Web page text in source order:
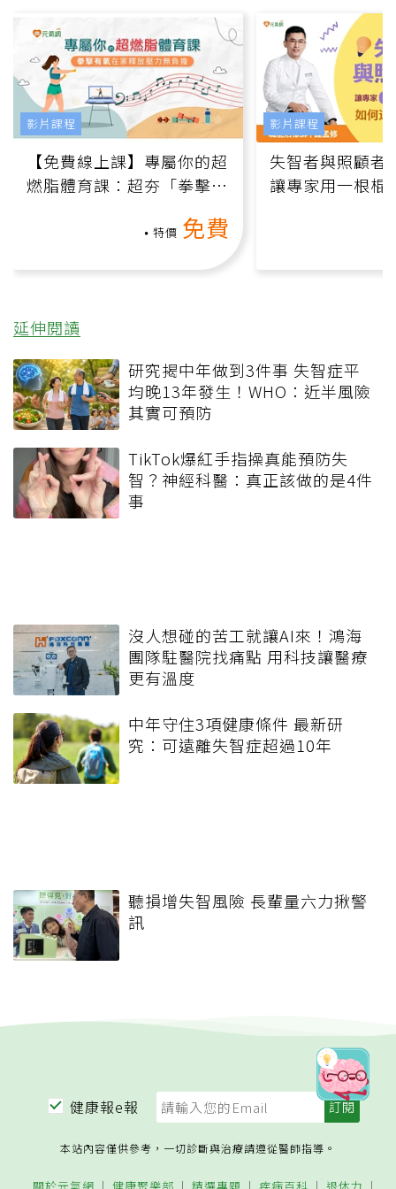
【免費線上課】專屬你的超
燃脂體育課：超夯「拳擊有
特價 免費
影片課程
失智者與照顧者
讓專家用一根棍
影片課程
延伸閱讀
研究揭中年做到3件事 失智症平
均晚13年發生！WHO：近半風險
其實可預防
TikTok爆紅手指操真能預防失
智？神經科醫：真正該做的是4件
事
沒人想碰的苦工就讓AI來！鴻海
團隊駐醫院找痛點 用科技讓醫療
更有溫度
中年守住3項健康條件 最新研
究：可遠離失智症超過10年
聽損增失智風險 長輩量六力揪警
訊
健康報e報
本站內容僅供參考，一切診斷與治療請遵從醫師指導。